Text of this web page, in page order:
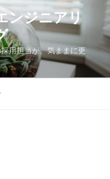
ンジニアリ
用担当が、気ままに更